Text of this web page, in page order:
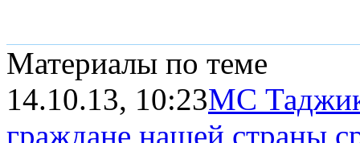
Материалы по теме
14.10.13, 10:23МС
граждане нашей страны